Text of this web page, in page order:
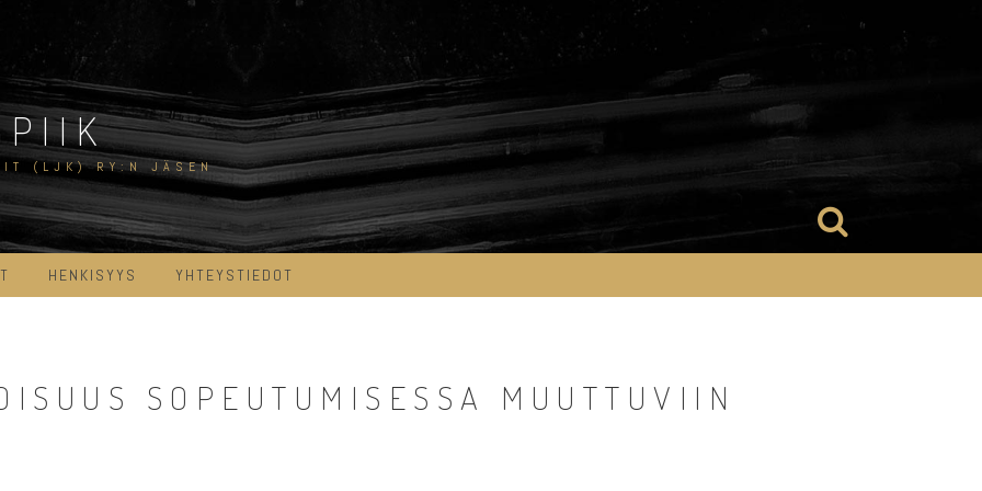
(LJK) RY:N JÄSEN
HENKISYYS YHTEYSTIEDOT
SOPEUTUMISESSA MUUTTUVIIN